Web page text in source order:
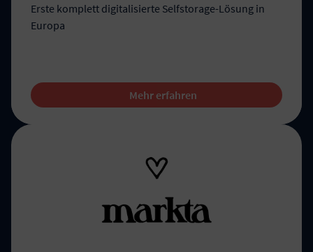
Erste komplett digitalisierte Selfstorage-Lösung in
Europa
Mehr erfahren